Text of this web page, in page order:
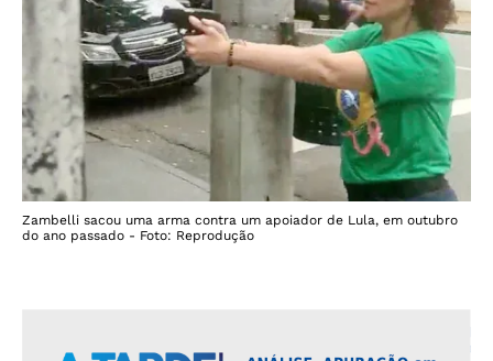
Zambelli sacou uma arma contra um apoiador de Lula, em outubro
do ano passado - Foto: Reprodução